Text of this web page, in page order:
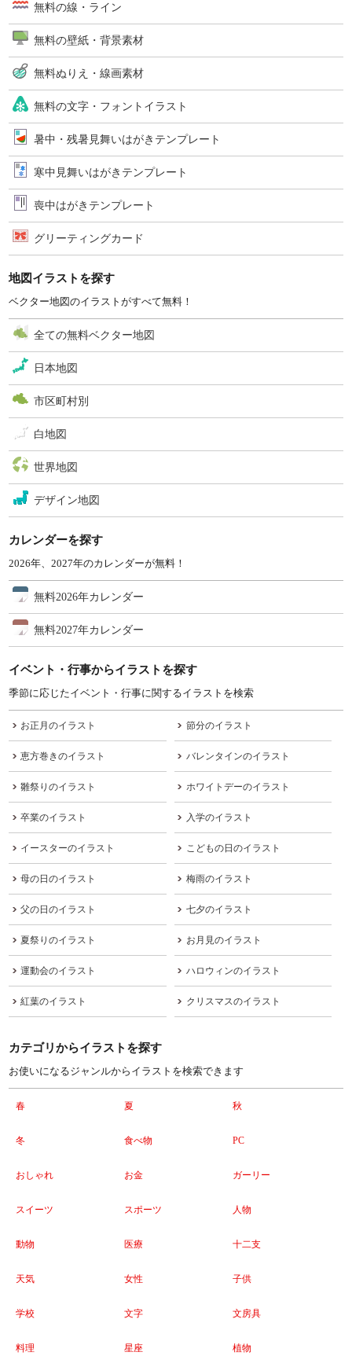
無料の線・ライン
無料の壁紙・背景素材
無料ぬりえ・線画素材
無料の文字・フォントイラスト
暑中・残暑見舞いはがきテンプレート
寒中見舞いはがきテンプレート
喪中はがきテンプレート
グリーティングカード
地図イラストを探す
ベクター地図のイラストがすべて無料！
全ての無料ベクター地図
日本地図
市区町村別
白地図
世界地図
デザイン地図
カレンダーを探す
2026年、2027年のカレンダーが無料！
無料2026年カレンダー
無料2027年カレンダー
イベント・行事からイラストを探す
季節に応じたイベント・行事に関するイラストを検索
お正月のイラスト 節分のイラスト
恵方巻きのイラスト バレンタインのイラスト
雛祭りのイラスト ホワイトデーのイラスト
卒業のイラスト 入学のイラスト
イースターのイラスト こどもの日のイラスト
母の日のイラスト 梅雨のイラスト
父の日のイラスト 七夕のイラスト
夏祭りのイラスト お月見のイラスト
運動会のイラスト ハロウィンのイラスト
紅葉のイラスト クリスマスのイラスト
カテゴリからイラストを探す
お使いになるジャンルからイラストを検索できます
春 夏 秋
冬 食べ物 PC
おしゃれ お金 ガーリー
スイーツ スポーツ 人物
動物 医療 十二支
天気 女性 子供
学校 文字 文房具
料理 星座 植物